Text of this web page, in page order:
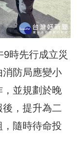
時先行成立災
防局應變小
並規劃於晚
，提升為二
隨時待命投